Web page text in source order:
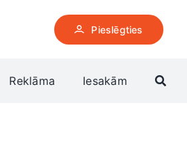
Pieslēgties
Reklāma Iesakām